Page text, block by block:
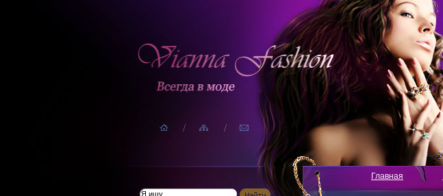
Главная